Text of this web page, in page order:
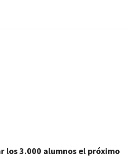
los 3.000 alumnos el próximo